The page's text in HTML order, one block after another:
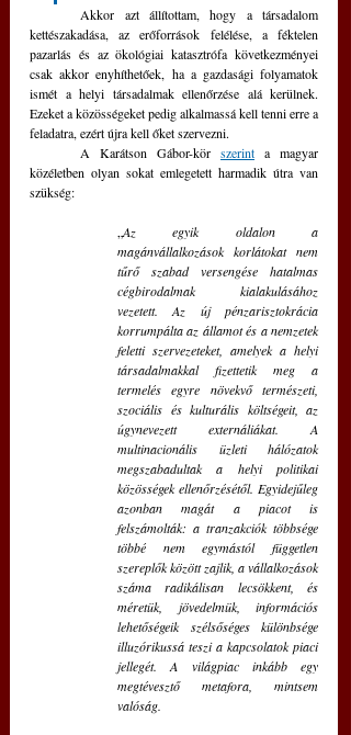
	Akkor azt állítottam, hogy a társadalom
kettészakadása, az erőforrások felélése, a féktelen
pazarlás és az ökológiai katasztrófa következményei
csak akkor enyhíthetőek, ha a gazdasági folyamatok
ismét a helyi társadalmak ellenőrzése alá kerülnek.
Ezeket a közösségeket pedig alkalmassá kell tenni erre a
feladatra, ezért újra kell őket szervezni.
	A Karátson Gábor-kör
szerint a magyar
közéletben olyan sokat emlegetett harmadik útra van
szükség:
„Az egyik oldalon a
magánvállalkozások korlátokat nem
tűrő szabad versengése hatalmas
cégbirodalmak kialakulásához
vezetett. Az új pénzarisztokrácia
korrumpálta az államot és a nemzetek
feletti szervezeteket, amelyek a helyi
társadalmakkal fizettetik meg a
termelés egyre növekvő természeti,
szociális és kulturális költségeit, az
úgynevezett externáliákat. A
multinacionális üzleti hálózatok
megszabadultak a helyi politikai
közösségek ellenőrzésétől. Egyidejűleg
azonban magát a piacot is
felszámolták: a tranzakciók többsége
többé nem egymástól független
szereplők között zajlik, a vállalkozások
száma radikálisan lecsökkent, és
méretük, jövedelmük, információs
lehetőségeik szélsőséges különbsége
illuzórikussá teszi a kapcsolatok piaci
jellegét. A világpiac inkább egy
megtévesztő metafora, mintsem
valóság.